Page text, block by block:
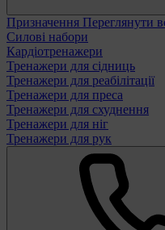
Призначення Переглянути
Силові набори
Кардіотренажери
Тренажери для сідниць
Тренажери для реабілітації
Тренажери для преса
Тренажери для схуднення
Тренажери для ніг
Тренажери для рук